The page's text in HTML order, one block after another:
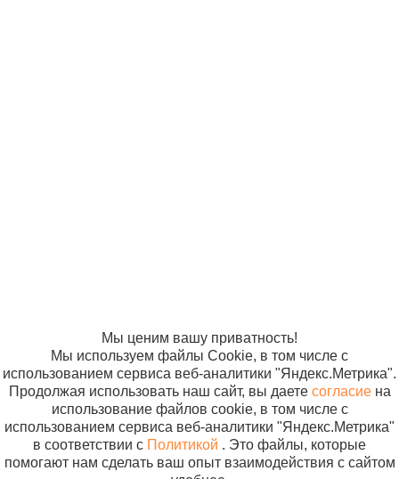
Мы ценим вашу приватность!
Мы используем файлы Cookie, в том числе с
использованием сервиса веб-аналитики "Яндекс.Метрика".
Продолжая использовать наш сайт, вы даете согласиена
использование файлов cookie, в том числе с
использованием сервиса веб-аналитики "Яндекс.Метрика"
в соответствии с Политикой . Это файлы, которые
помогают нам сделать ваш опыт взаимодействия с сайтом